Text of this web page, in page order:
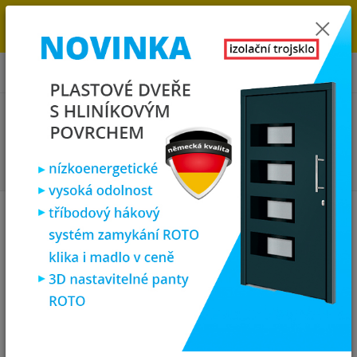
OBJEDNÁVKOU. MÁME 7 000 OKEN A DVEŘÍ SKLADEM U NÁS V
KLATOVECH.
0
0,00 Kč
Vchodové dveře
SOFT vchodové plastové dveře HAVAJ, mléčné sklo,
98x200, bílé
SOFT vchodové plastové dveře
HAVAJ, mléčné sklo, 98x200, bílé